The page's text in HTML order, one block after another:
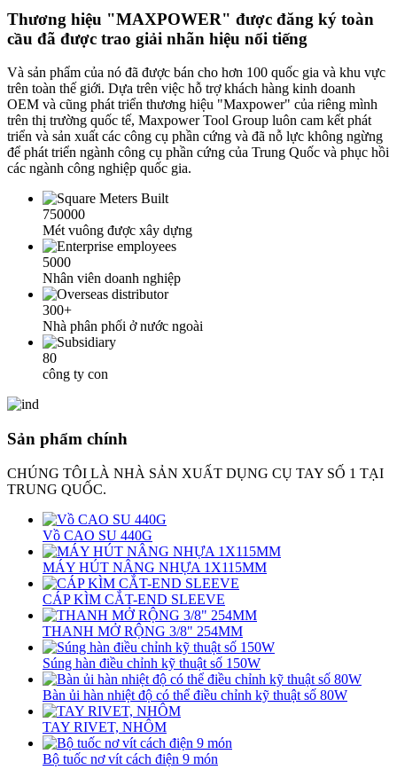
Thương hiệu "MAXPOWER" được đăng ký toàn
cầu đã được trao giải nhãn hiệu nổi tiếng
Và sản phẩm của nó đã được bán cho hơn 100 quốc gia và khu vực
trên toàn thế giới. Dựa trên việc hỗ trợ khách hàng kinh doanh
OEM và cũng phát triển thương hiệu "Maxpower" của riêng mình
trên thị trường quốc tế, Maxpower Tool Group luôn cam kết phát
triển và sản xuất các công cụ phần cứng và đã nỗ lực không ngừng
để phát triển ngành công cụ phần cứng của Trung Quốc và phục hồi
các ngành công nghiệp quốc gia.
750000
Mét vuông được xây dựng
5000
Nhân viên doanh nghiệp
300+
Nhà phân phối ở nước ngoài
80
công ty con
Sản phẩm chính
CHÚNG TÔI LÀ NHÀ SẢN XUẤT DỤNG CỤ TAY SỐ 1 TẠI
TRUNG QUỐC.
Vồ CAO SU 440G
MÁY HÚT NÂNG NHỰA 1X115MM
CÁP KÌM CẮT-END SLEEVE
THANH MỞ RỘNG 3/8" 254MM
Súng hàn điều chỉnh kỹ thuật số 150W
Bàn ủi hàn nhiệt độ có thể điều chỉnh kỹ thuật số 80W
TAY RIVET, NHÔM
Bộ tuốc nơ vít cách điện 9 món